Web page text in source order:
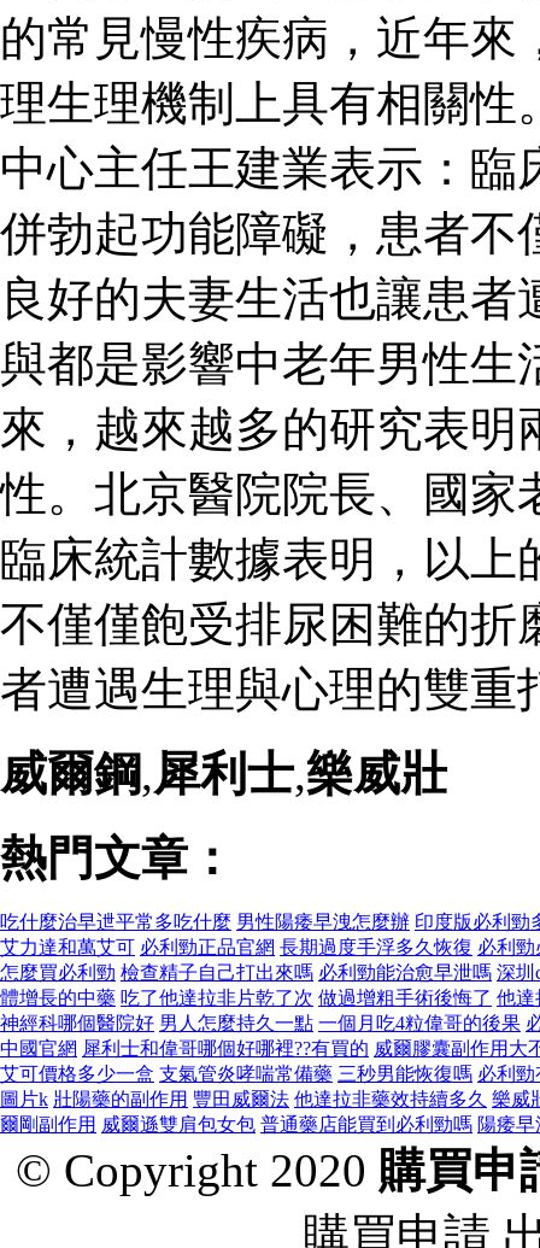
的常見慢性疾病，近年
理生理機制上具有相關性
中心主任王建業表示：
併勃起功能障礙，患者不
良好的夫妻生活也讓患
與都是影響中老年男性生
來，越來越多的研究表
性。北京醫院院長、國家
臨床統計數據表明，以上
不僅僅飽受排尿困難的折
者遭遇生理與心理的雙重
威爾鋼,犀利士,樂威壯
熱門文章：
吃什麼治早迣平常多吃什麼 男性陽痿早洩怎麼辦 印度版必利勁
艾力達和萬艾可 必利勁正品官網 長期過度手浮多久恢復 必利
怎麼買必利勁 檢查精子自己打出來嗎 必利勁能治愈早泄嗎 深圳
體增長的中藥 吃了他達拉非片乾了次 做過增粗手術後悔了 他達
神經科哪個醫院好 男人怎麼持久一點 一個月吃4粒偉哥的後果
中國官網 犀利士和偉哥哪個好哪裡??有買的 威爾膠囊副作用大
艾可價格多少一盒 支氣管炎哮喘常備藥 三秒男能恢復嗎 必利
圖片k 壯陽藥的副作用 豐田威爾法 他達拉非藥效持續多久 樂威
爾剛副作用 威爾遜雙肩包女包 普通藥店能買到必利勁嗎 陽痿
© Copyright 2020 購買申
購買申請